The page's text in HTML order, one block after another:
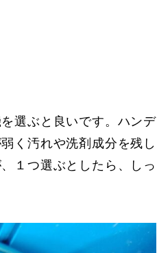
選ぶと良いです。ハンデ
く汚れや洗剤成分を残し
１つ選ぶとしたら、しっ